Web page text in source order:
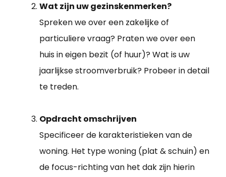
Wat zijn uw gezinskenmerken?
Spreken we over een zakelijke of
particuliere vraag? Praten we over een
huis in eigen bezit (of huur)? Wat is uw
jaarlijkse stroomverbruik? Probeer in detail
te treden.
Opdracht omschrijven
Specificeer de karakteristieken van de
woning. Het type woning (plat & schuin) en
de focus-richting van het dak zijn hierin